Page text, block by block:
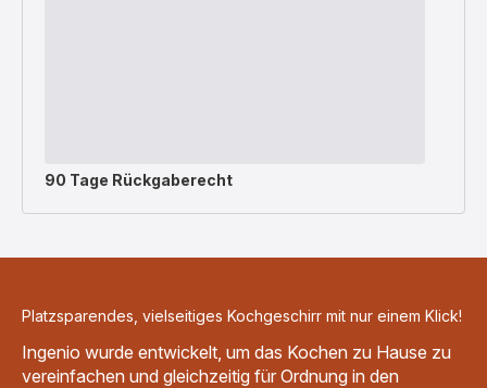
90 Tage Rückgaberecht
Platzsparendes, vielseitiges Kochgeschirr mit nur einem Klick!
Ingenio wurde entwickelt, um das Kochen zu Hause zu
vereinfachen und gleichzeitig für Ordnung in den